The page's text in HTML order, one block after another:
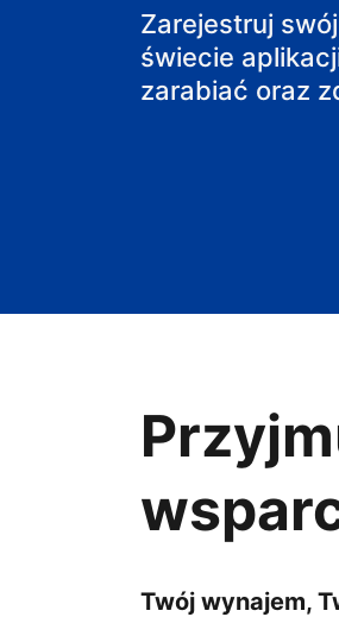
obiekt
Zarejestruj
świecie
zarabiać oraz
Twój wynajem,